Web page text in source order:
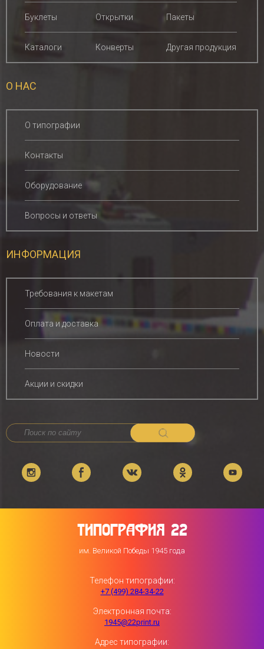
Буклеты Открытки Пакеты
Каталоги Конверты Другая продукция
О НАС
О типографии
Контакты
Оборудование
Вопросы и ответы
ИНФОРМАЦИЯ
Требования к макетам
Оплата и доставка
Новости
Акции и скидки
ТИПОГРАФИЯ 22
им. Великой Победы 1945 года
Телефон типографии:
+7 (499) 284-34-22
Электронная почта:
1945@22print.ru
Адрес типографии: